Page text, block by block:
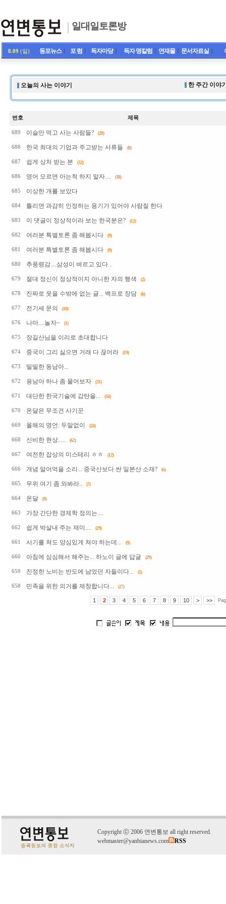
일대일토론방
8.09 (일) 동포뉴스ㅣ 포 럼 독자마당ㅣ 독자 명칼럼 연재물ㅣ 문서자료실
오늘의 사는 이야기 한 주간 이야
번호 제목
689 이슬만 먹고 사는 사람들? (28)
688 한국 최대의 기업과 주고받는 서류들 (8)
687 쉽게 상처 받는 분 (32)
686 영어 모르면 아는척 하지 말자.... (38)
685 이상한 개를 보았다
684 틀리면 과감히 인정하는 용기가 있어야 사람질 한다
683 이 댓글이 정상적이라 보는 한국분은? (12)
682 여러분 특별토론 좀 해봅시다 (9)
681 여러분 특별토론 좀 해봅시다 (9)
680 추풍령감....삼성이 벼르고 있다...
679 절대 정신이 정상적이지 아니한 자의 행색 (2)
678 진짜로 웃을 수밖에 없는 글... 백프로 장담 (6)
677 전기세 문의 (10)
676 나마....놀자~ (1)
675 장길산님을 이리로 초대합니다
674 중국이 그리 싫으면 거래 다 끊어라 (19)
673 띨띨한 동남아...
672 용남아 하나 좀 물어보자 (31)
671 대단한 한국기술에 감탄을... (34)
670 온달은 무조건 사기꾼
669 올해의 명언: 두말없이 (24)
668 신비한 현상..... (62)
667 여전한 잡상의 미스테리 ㅎㅎ (12)
666 개념 말어먹을 소리... 중국산보다 싼 일본산 소재? (6)
665 무위 여기 좀 와봐라.. (7)
664 온달 (9)
663 가장 간단한 경제학 정의는....
662 쉽게 박살내 주는 재미.... (29)
661 사기를 쳐도 양심있게 쳐야 하는데... (9)
660 아침에 심심해서 해주는... 하노이 글에 답글 (29)
659 진정한 노비는 반도에 남었던 자들이다... (5)
658 민족을 위한 의거를 제창합니다... (27)
1 2 3 4 5 6 7 8 9 10 > >>
Copyright ⓒ 2006 연변통보 all right reserved.
webmaster@yanbianews.com
RSS